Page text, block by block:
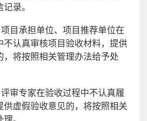
录。
项目承担单位、项目推荐单位在
不认真审核项目验收材料，提供
，将按照相关管理办法给予处
评审专家在验收过程中不认真履
供虚假验收意见的，将按照相关